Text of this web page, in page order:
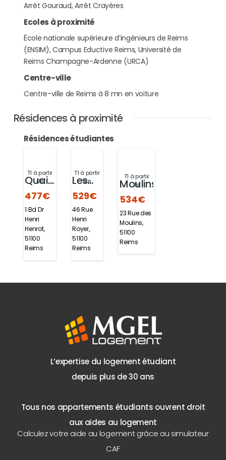
Arrêt Gouraud, Arrêt Crayères
Ecoles à proximité
École nationale supérieure d’ingénieurs de Reims
(ENSIM), Campus Eductive Reims, Université de
Reims Champagne-Ardenne (URCA)
Centre-ville
Centre-ville de Reims à 8 mn en voiture
Résidences à proximité
Résidences étudiantes
Quai
207
477€
T1 à partir
de
1 Bd Dr
Henri
Henrot,
51100
Reims
Les
Bulles
529€
T1 à partir
de
46 Rue
Henri
Royer,
51100
Reims
Moulins
534€
T1 à partir
de
23 Rue des
Moulins,
51100
Reims
L’expertise du logement étudiant
depuis plus de 30 ans
Tous nos appartements étudiants ouvrent droit
aux aides au logement
Calculez votre aide au logement grâce au simulateur
CAF